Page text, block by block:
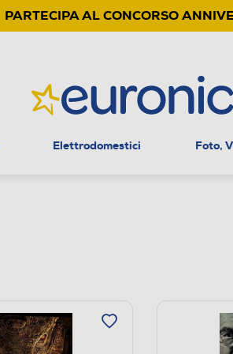
PARTECIPA AL CONCORSO
Elettrodomestici Foto,